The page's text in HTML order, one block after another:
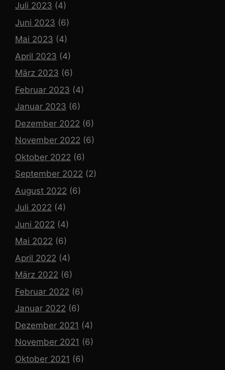
Juli 2023 (4)
Juni 2023 (6)
Mai 2023 (4)
April 2023 (4)
März 2023 (6)
Februar 2023 (4)
Januar 2023 (6)
Dezember 2022 (6)
November 2022 (6)
Oktober 2022 (6)
September 2022 (2)
August 2022 (6)
Juli 2022 (4)
Juni 2022 (4)
Mai 2022 (6)
April 2022 (4)
März 2022 (6)
Februar 2022 (6)
Januar 2022 (6)
Dezember 2021 (4)
November 2021 (6)
Oktober 2021 (6)